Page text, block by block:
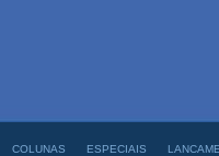
COLUNAS ESPECIAIS